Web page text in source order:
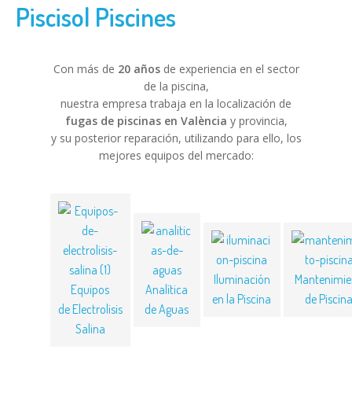
Piscisol Piscines
Con más de 20 añosde experiencia en el sector
de la piscina,
nuestra empresa trabaja en la localización de
fugas de piscinas en València y provincia,
y su posterior reparación, utilizando para ello, los
mejores equipos del mercado:
Equipos
de Electrolisis
Salina
Analítica
de Aguas
Iluminación
en la Piscina
de